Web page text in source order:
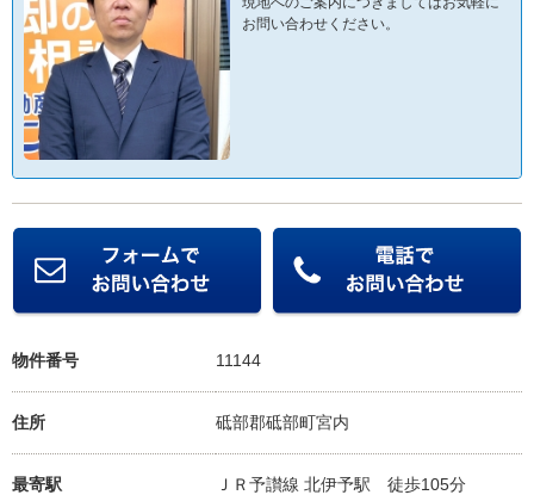
お問い合わせください。
物件番号 11144
住所 砥部郡砥部町宮内
最寄駅 ＪＲ予讃線 北伊予駅 徒歩105分